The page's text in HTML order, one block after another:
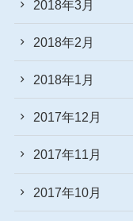
2018年3月
2018年2月
2018年1月
2017年12月
2017年11月
2017年10月